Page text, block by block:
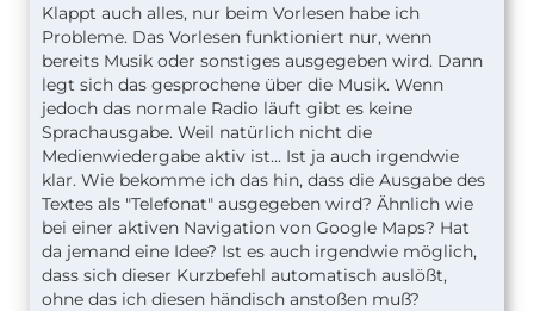
Klappt auch alles, nur beim Vorlesen habe ich
Probleme. Das Vorlesen funktioniert nur, wenn
bereits Musik oder sonstiges ausgegeben wird. Dann
legt sich das gesprochene über die Musik. Wenn
jedoch das normale Radio läuft gibt es keine
Sprachausgabe. Weil natürlich nicht die
Medienwiedergabe aktiv ist... Ist ja auch irgendwie
klar. Wie bekomme ich das hin, dass die Ausgabe des
Textes als "Telefonat" ausgegeben wird? Ähnlich wie
bei einer aktiven Navigation von Google Maps? Hat
da jemand eine Idee? Ist es auch irgendwie möglich,
dass sich dieser Kurzbefehl automatisch auslößt,
ohne das ich diesen händisch anstoßen muß?